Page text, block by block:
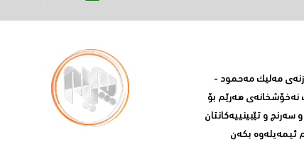
مه‌لیک مه‌حمود -
هه‌رێم بۆ
سه‌رنج و تێبینییه‌كانتان
ئیمه‌یله‌وه‌ بكه‌ن